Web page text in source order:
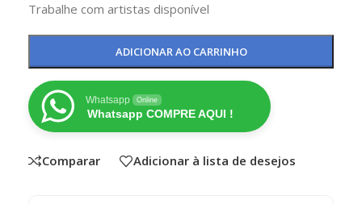
Trabalhe com artistas disponível
ADICIONAR AO CARRINHO
Whatsapp Online
Whatsapp COMPRE AQUI !
Comparar Adicionar à lista de desejos